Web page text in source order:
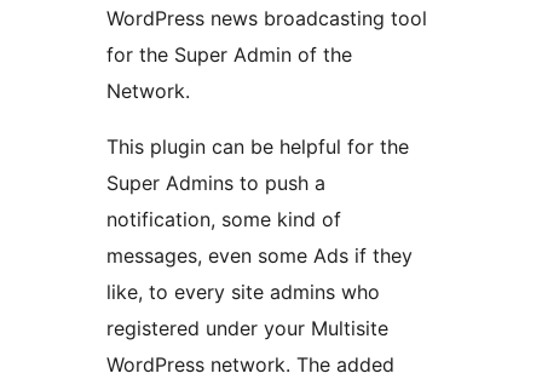
WordPress news broadcasting tool
for the Super Admin of the
Network.
This plugin can be helpful for the
Super Admins to push a
notification, some kind of
messages, even some Ads if they
like, to every site admins who
registered under your Multisite
WordPress network. The added